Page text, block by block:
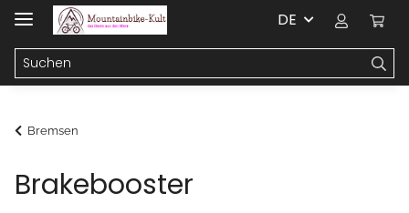
DE
Bremsen
Brakebooster